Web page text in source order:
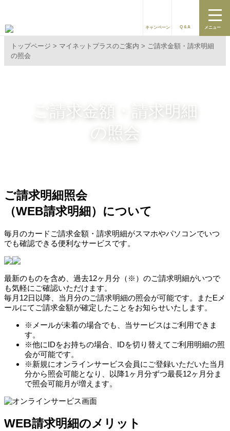
キャンペーン Q&A メニュー
トップページ マイネットプラスのご案内
ご請求金額・請求明細
の照会
ご請求金額・請求明細
の照会
ご請求明細照会
（WEB請求明細）について
毎月のカードご請求金額・請求明細がスマホやパソコンでいつ
でも確認できる便利なサービスです。
最新のものを含め、過去12ヶ月分（※）のご請求明細がいつで
も気軽にご確認いただけます。
毎月12日以降、当月分のご請求明細の照会が可能です。またEメ
ールにてご請求金額が確定したことをお知らせいたします。
※メールが未着の場合でも、当サービスはご利用できま
す。
※他にIDをお持ちの場合、IDを切り替えてご利用明細の照
会が可能です。
※新規にオンラインサービス会員にご登録いただいた当月
分から照会可能となり、以降1ヶ月分ずつ最長12ヶ月分ま
で照会可能月が増えます。
WEB請求明細のメリット